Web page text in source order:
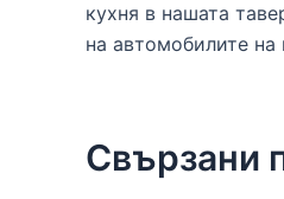
кухня в нашата
на автомобилите
Свързани